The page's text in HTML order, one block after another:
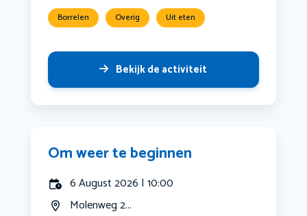
Borrelen Overig Uit eten
Bekijk de activiteit
Om weer te beginnen
6 August 2026 | 10:00
Molenweg 2...